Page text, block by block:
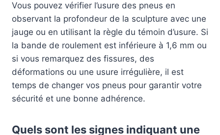
Vous pouvez vérifier l’usure des pneus en
observant la profondeur de la sculpture avec une
jauge ou en utilisant la règle du témoin d’usure. Si
la bande de roulement est inférieure à 1,6 mm ou
si vous remarquez des fissures, des
déformations ou une usure irrégulière, il est
temps de changer vos pneus pour garantir votre
sécurité et une bonne adhérence.
Quels sont les signes indiquant une